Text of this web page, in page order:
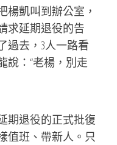
楊凱叫到辦公室，
求延期退役的告
過去，3人一路看
說：“老楊，別走
期退役的正式批復
值班、帶新人。只